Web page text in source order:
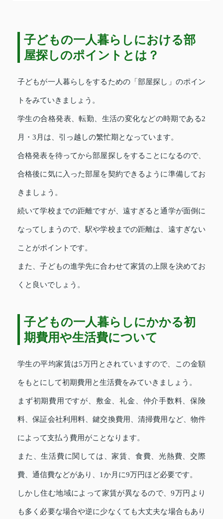
子どもの一人暮らしにおける部
屋探しのポイントとは？
子どもが一人暮らしをするための「部屋探し」のポイン
トをみていきましょう。
学生の合格発表、転勤、生活の変化などの時期である2
月・3月は、引っ越しの繁忙期となっています。
合格発表を待ってから部屋探しをすることになるので、
合格後に気に入った部屋を契約できるように準備してお
きましょう。
続いて学校までの距離ですが、遠すぎると通学が面倒に
なってしまうので、駅や学校までの距離は、遠すぎない
ことがポイントです。
また、子どもの進学先に合わせて家賃の上限を決めてお
くと良いでしょう。
子どもの一人暮らしにかかる初
期費用や生活費について
学生の平均家賃は5万円とされていますので、この金額
をもとにして初期費用と生活費をみていきましょう。
まず初期費用ですが、敷金、礼金、仲介手数料、保険
料、保証会社利用料、鍵交換費用、清掃費用など、物件
によって支払う費用がことなります。
また、生活費に関しては、家賃、食費、光熱費、交際
費、通信費などがあり、1か月に9万円ほど必要です。
しかし住む地域によって家賃が異なるので、9万円より
も多く必要な場合や逆に少なくても大丈夫な場合もあり